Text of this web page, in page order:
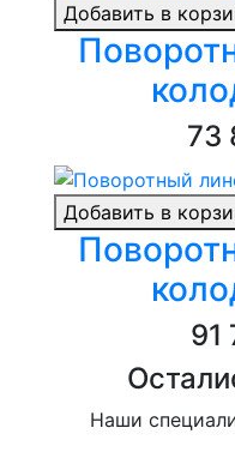
Добавить в
73
Добавить в
91
Наши